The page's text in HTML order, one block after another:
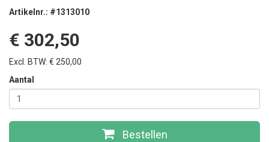
Artikelnr.: #1313010
€ 302,50
Excl. BTW: € 250,00
Aantal
Bestellen